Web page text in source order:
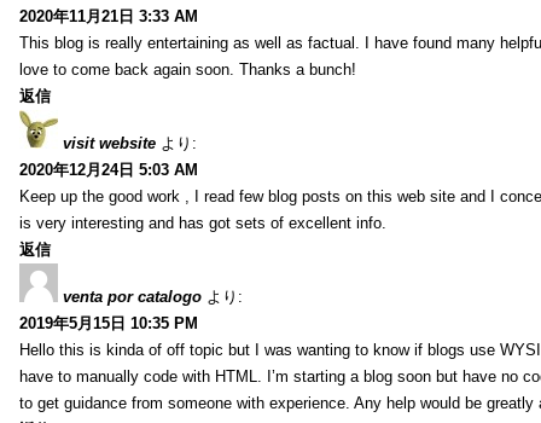
2020年11月21日 3:33 AM
This blog is really entertaining as well as factual. I have found many
love to come back again soon. Thanks a bunch!
返信
visit website より:
2020年12月24日 5:03 AM
Keep up the good work , I read few blog posts on this web site and I
is very interesting and has got sets of excellent info.
返信
venta por catalogo より:
2019年5月15日 10:35 PM
Hello this is kinda of off topic but I was wanting to know if blogs use
have to manually code with HTML. I’m starting a blog soon but have no
to get guidance from someone with experience. Any help would be greatly